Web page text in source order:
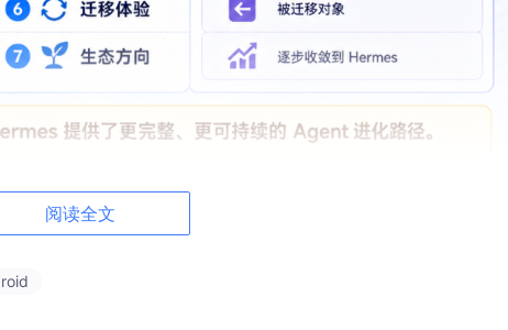
整的自我进化循环：从每次对话中提取记忆、自动生成可复用技
作，让 Agent 的能力随使用时间持续积累。
能 AI 助手
阅读全文